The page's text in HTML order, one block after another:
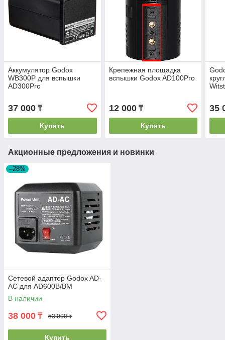
Аккумулятор Godox
WB300P для вспышки
AD300Pro
37 000 ₸
Купить
Крепежная площадка
вспышки Godox AD100Pro
12 000₸
Купить
35
Акционные предложения и новинки
–28%
Сетевой адаптер Godox AD-
AC для AD600B/BM
В наличии
38 000 ₸ 53 000 ₸
Купить